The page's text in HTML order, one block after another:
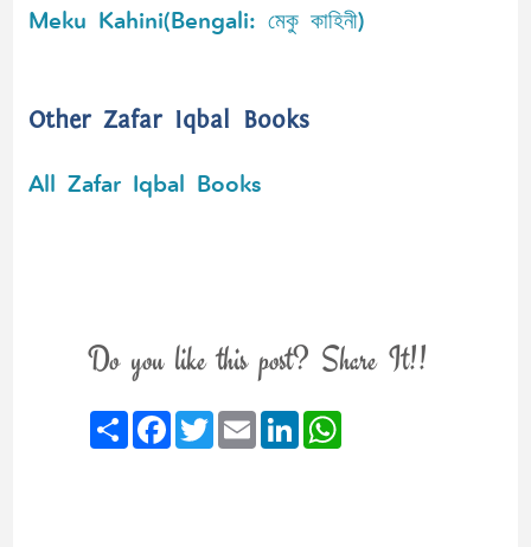
Meku Kahini(Bengali: মেকু কাহিনী)
Other Zafar Iqbal Books
All Zafar Iqbal Books
Do you like this post? Share It!!
ShareFacebook
TwitterEmailLinkedIn